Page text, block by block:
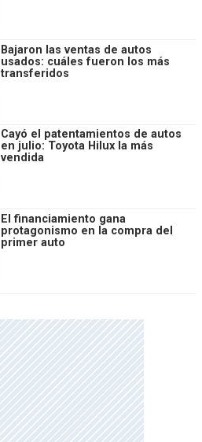
Bajaron las ventas de autos
usados: cuáles fueron los más
transferidos
Cayó el patentamientos de autos
en julio: Toyota Hilux la más
vendida
El financiamiento gana
protagonismo en la compra del
primer auto